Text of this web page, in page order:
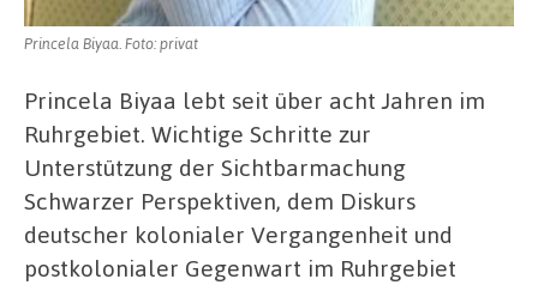
Princela Biyaa. Foto: privat
Princela Biyaa lebt seit über acht Jahren im
Ruhrgebiet. Wichtige Schritte zur
Unterstützung der Sichtbarmachung
Schwarzer Perspektiven, dem Diskurs
deutscher kolonialer Vergangenheit und
postkolonialer Gegenwart im Ruhrgebiet